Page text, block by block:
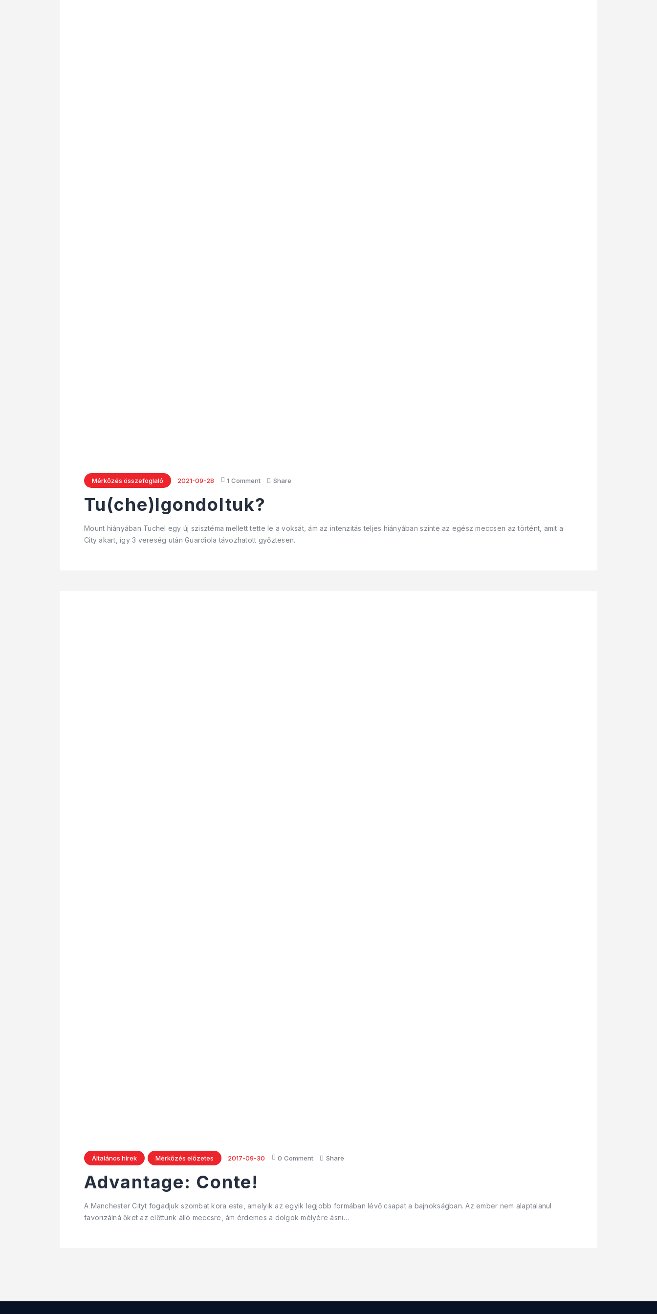
Mérkőzés összefoglaló 2021-09-28 1 Comment Share
Tu(che)lgondoltuk?
Mount hiányában Tuchel egy új szisztéma mellett tette le a voksát, ám az intenzitás teljes hiányában szinte az egész meccsen az történt, amit a
City akart, így 3 vereség után Guardiola távozhatott győztesen.
Általános hírek Mérkőzés előzetes 2017-09-30 0 Comment Share
Advantage: Conte!
A Manchester Cityt fogadjuk szombat kora este, amelyik az egyik legjobb formában lévő csapat a bajnokságban. Az ember nem alaptalanul
favorizálná őket az előttünk álló meccsre, ám érdemes a dolgok mélyére ásni…